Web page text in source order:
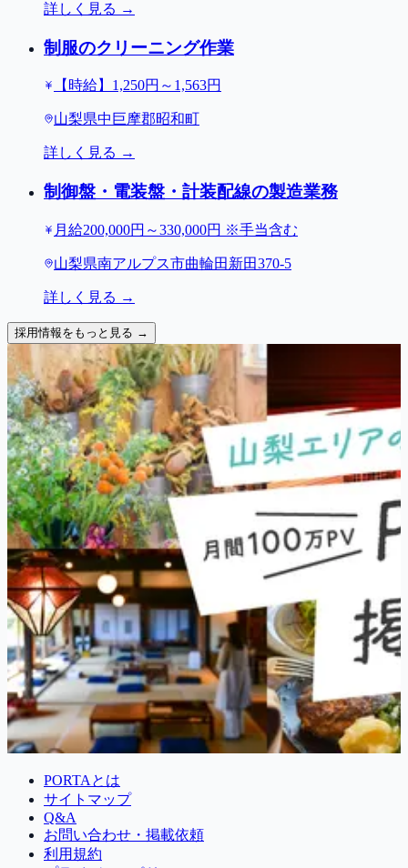
詳しく見る →
制服のクリーニング作業
【時給】1,250円～1,563円
山梨県中巨摩郡昭和町
詳しく見る →
制御盤・電装盤・計装配線の製造業務
月給200,000円～330,000円 ※手当含む
山梨県南アルプス市曲輪田新田370-5
詳しく見る →
採用情報をもっと見る →
PORTAとは
サイトマップ
Q&A
お問い合わせ・掲載依頼
利用規約